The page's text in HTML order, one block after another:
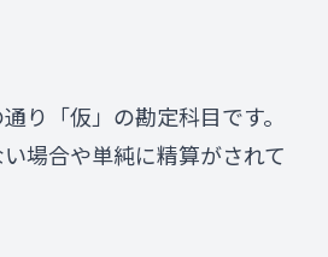
り「仮」の勘定科目です。
場合や単純に精算がされて